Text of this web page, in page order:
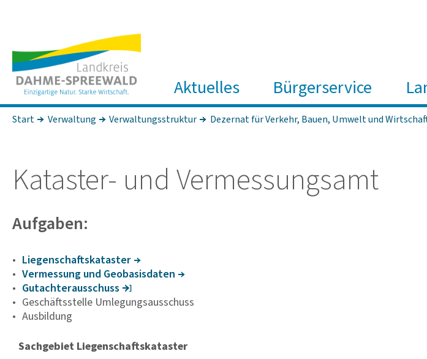
Aktuelles Bürgerservice
Start Verwaltung Verwaltungsstruktur Dezernat für Verkehr, Bauen, Umwelt und
Kataster- und Vermes­sungsamt
Aufgaben:
Liegen­schafts­ka­taster
Vermes­sung und Geoba­sis­daten
Gutach­ter­aus­schuss
Geschäftsstelle Umlegungsausschuss
Ausbildung
Sachgebiet Liegenschaftskataster